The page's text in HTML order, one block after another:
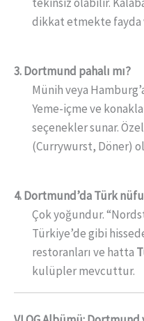
dikkat etmekte fayda
3. Dortmund pahalı mı?
Münih veya
Yeme-içme ve
seçenekler sunar.
(Currywurst, Döner)
4. Dortmund’da Türk
Çok yoğundur.
Türkiye’de gibi
restoranları ve hatta
kulüpler mevcuttur.